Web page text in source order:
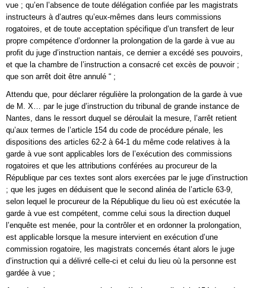
vue ; qu’en l’absence de toute délégation confiée par les magistrats
instructeurs à d’autres qu’eux-mêmes dans leurs commissions
rogatoires, et de toute acceptation spécifique d’un transfert de leur
propre compétence d’ordonner la prolongation de la garde à vue au
profit du juge d’instruction nantais, ce dernier a excédé ses pouvoirs,
et que la chambre de l’instruction a consacré cet excès de pouvoir ;
que son arrêt doit être annulé “ ;
Attendu que, pour déclarer régulière la prolongation de la garde à vue
de M. X… par le juge d’instruction du tribunal de grande instance de
Nantes, dans le ressort duquel se déroulait la mesure, l’arrêt retient
qu’aux termes de l’article 154 du code de procédure pénale, les
dispositions des articles 62-2 à 64-1 du même code relatives à la
garde à vue sont applicables lors de l’exécution des commissions
rogatoires et que les attributions conférées au procureur de la
République par ces textes sont alors exercées par le juge d’instruction
; que les juges en déduisent que le second alinéa de l’article 63-9,
selon lequel le procureur de la République du lieu où est exécutée la
garde à vue est compétent, comme celui sous la direction duquel
l’enquête est menée, pour la contrôler et en ordonner la prolongation,
est applicable lorsque la mesure intervient en exécution d’une
commission rogatoire, les magistrats concernés étant alors le juge
d’instruction qui a délivré celle-ci et celui du lieu où la personne est
gardée à vue ;